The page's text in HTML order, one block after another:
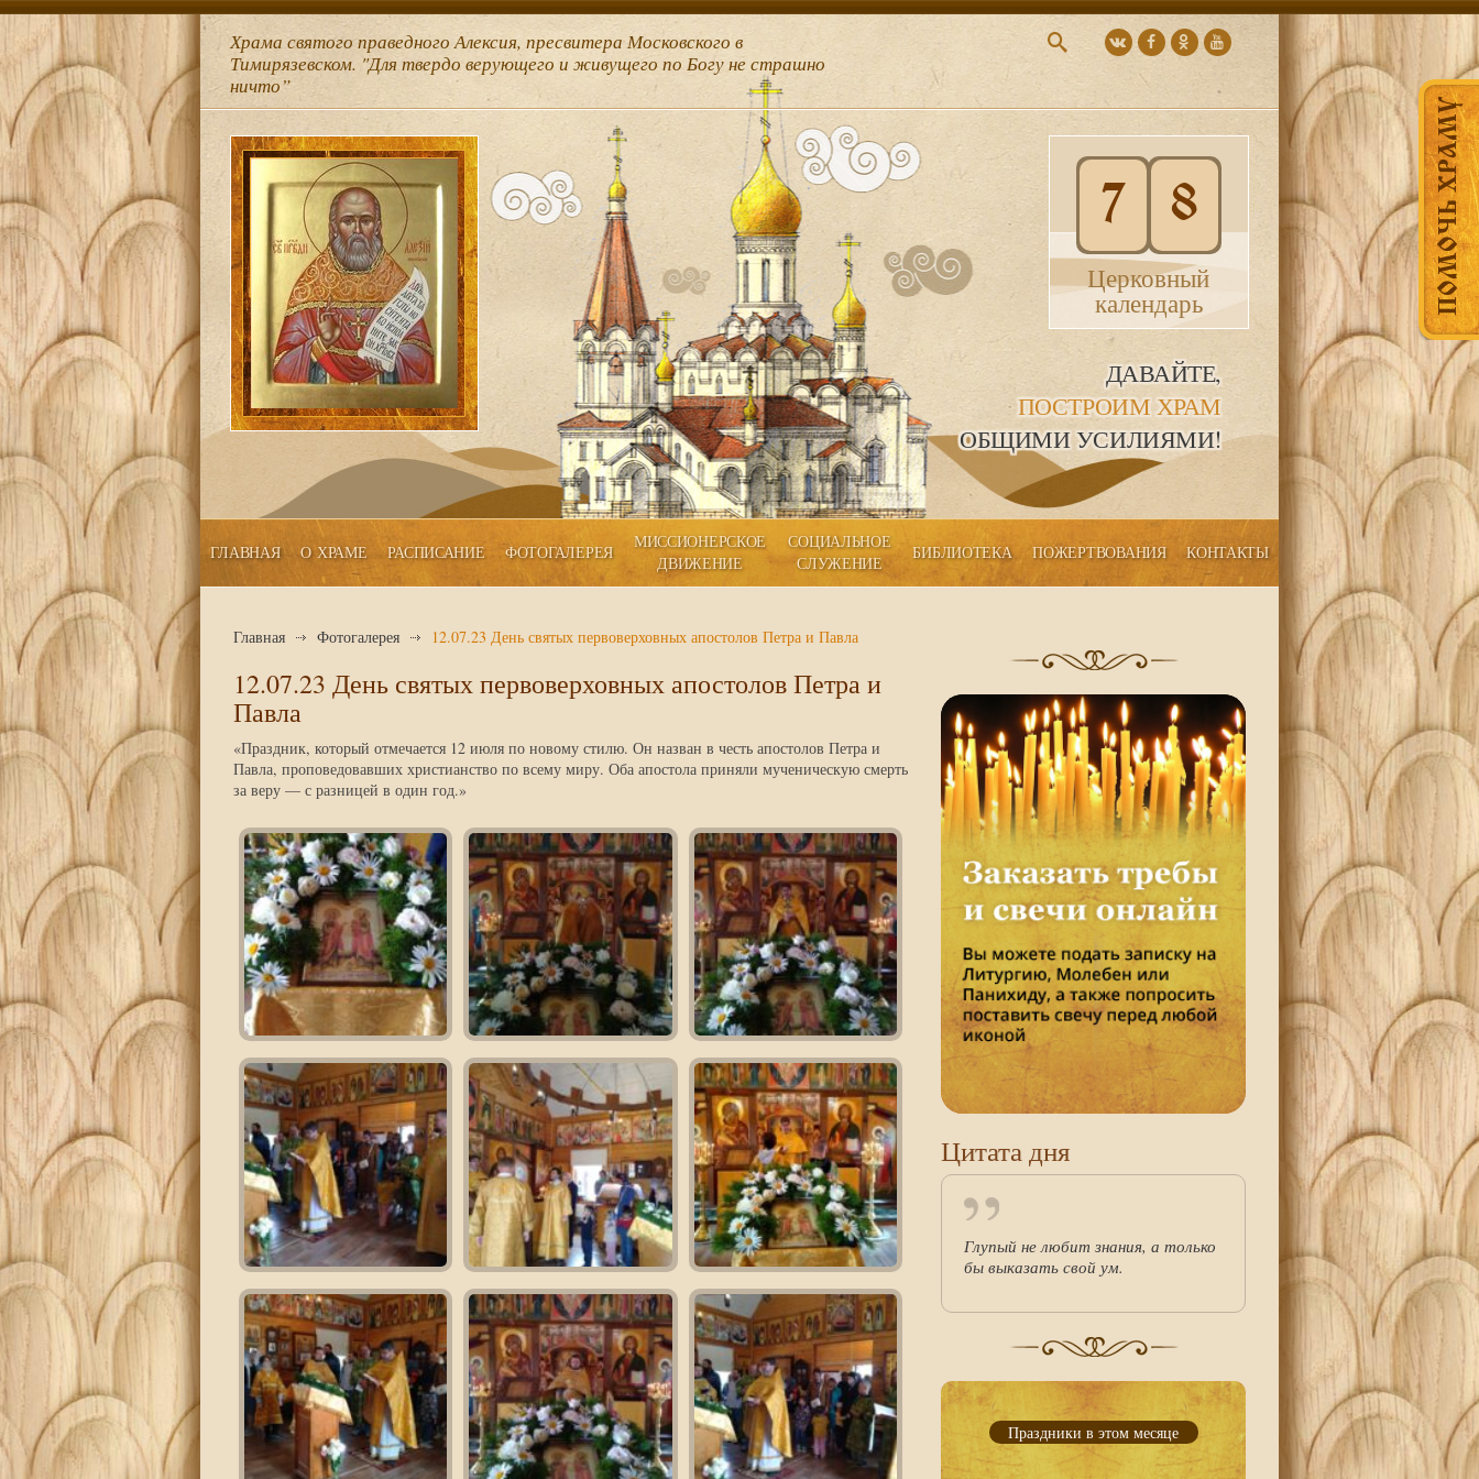
ПОМОЧЬ ХРАМУ
Храма святого праведного Алексия, пресвитера Московского в
Тимирязевском. "Для твердо верующего и живущего по Богу не страшно
ничто”
7 8
Церковный
календарь
ДАВАЙТЕ,
ПОСТРОИМ ХРАМ
ОБЩИМИ УСИЛИЯМИ!
ГЛАВНАЯ О ХРАМЕ РАСПИСАНИЕ ФОТОГАЛЕРЕЯ
МИССИОНЕРСКОЕ
ДВИЖЕНИЕ
СОЦИАЛЬНОЕ
СЛУЖЕНИЕ
БИБЛИОТЕКА ПОЖЕРТВОВАНИЯ КОНТАКТЫ
Главная Фотогалерея 12.07.23 День святых первоверховных апостолов Петра и Павла
12.07.23 День святых первоверховных апостолов Петра и
Павла
«Праздник, который отмечается 12 июля по новому стилю. Он назван в честь апостолов Петра и
Павла, проповедовавших христианство по всему миру. Оба апостола приняли мученическую смерть
за веру — с разницей в один год.»
Цитата дня
Глупый не любит знания, а только
бы выказать свой ум.
Праздники в этом месяце